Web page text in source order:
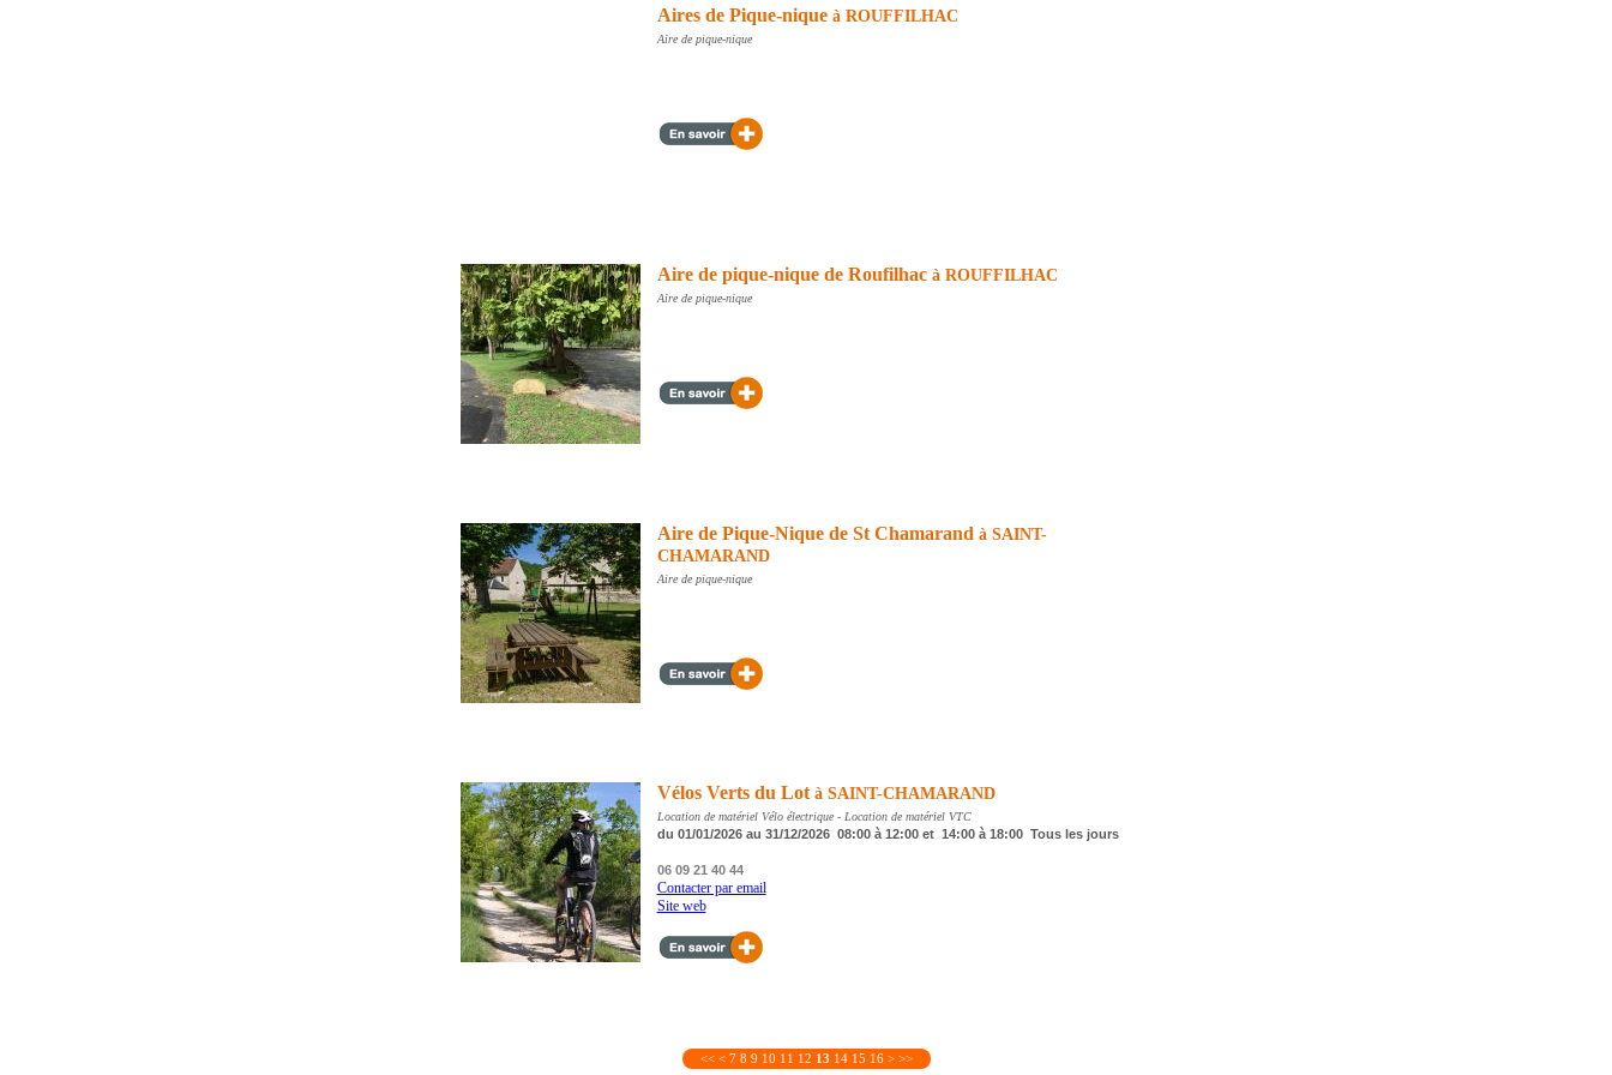
Aires de Pique-nique à ROUFFILHAC
Aire de pique-nique
Aire de pique-nique de Roufilhac à ROUFFILHAC
Aire de pique-nique
Aire de Pique-Nique de St Chamarand à SAINT-
CHAMARAND
Aire de pique-nique
Vélos Verts du Lot à SAINT-CHAMARAND
Location de matériel Vélo électrique - Location de matériel VTC
du 01/01/2026 au 31/12/2026 08:00 à 12:00 et 14:00 à 18:00 Tous les jours
06 09 21 40 44
Contacter par email
Site web
<< < 7 8 9 10 11 12 13 14 15 16 > >>